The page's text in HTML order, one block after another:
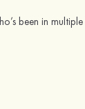
been in